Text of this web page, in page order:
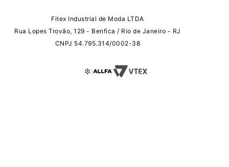
Fitex Industrial de Moda LTDA
Rua Lopes Trovão, 129 - Benfica / Rio de Janeiro - RJ
CNPJ 54.795.314/0002-38